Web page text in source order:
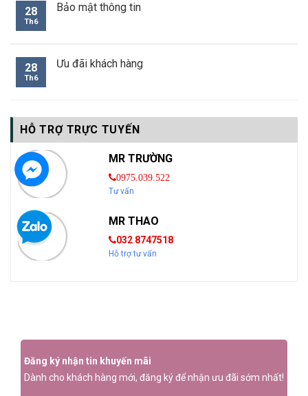
28
Th6
Bảo mật thông tin
28
Th6
Ưu đãi khách hàng
HỖ TRỢ TRỰC TUYẾN
MR TRƯỜNG
0975.039.522
Tư vấn
MR THAO
032 8747518
Hỗ trợ tư vấn
Đăng ký nhận tin khuyến mãi
Dành cho khách hàng mới, đăng ký để nhận ưu đãi sớm nhất!